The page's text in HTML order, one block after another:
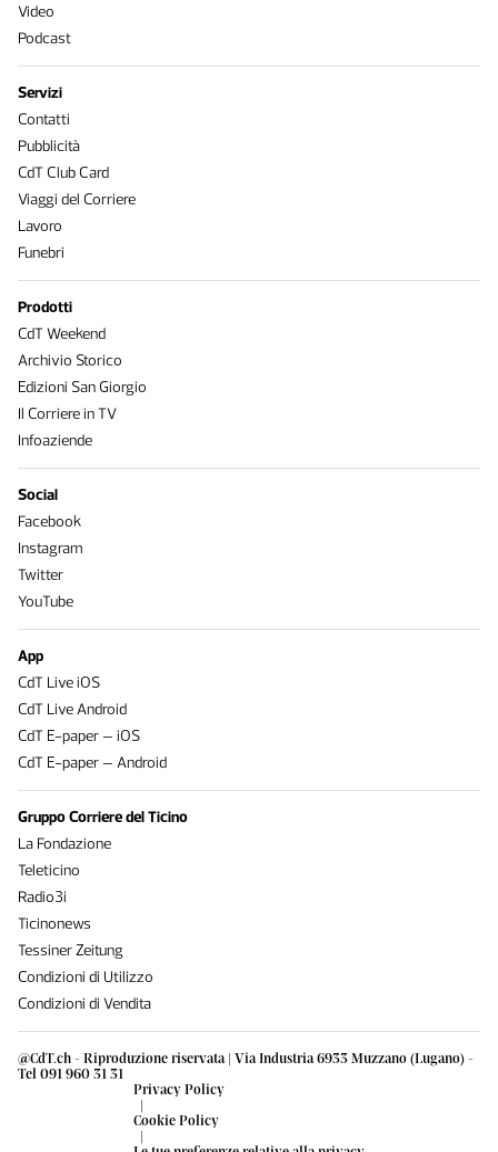
@CdT.ch - Riproduzione riservata | Via Industria 6933 Muzzano (Lugano) -
Tel 091 960 31 31
Privacy Policy
|
Cookie Policy
|
Video
Podcast
Servizi
Contatti
Pubblicità
CdT Club Card
Viaggi del Corriere
Lavoro
Funebri
Prodotti
CdT Weekend
Archivio Storico
Edizioni San Giorgio
Il Corriere in TV
Infoaziende
Social
Facebook
Instagram
Twitter
YouTube
App
CdT Live iOS
CdT Live Android
CdT E-paper – iOS
CdT E-paper – Android
Gruppo Corriere del Ticino
La Fondazione
Teleticino
Radio3i
Ticinonews
Tessiner Zeitung
Condizioni di Utilizzo
Condizioni di Vendita